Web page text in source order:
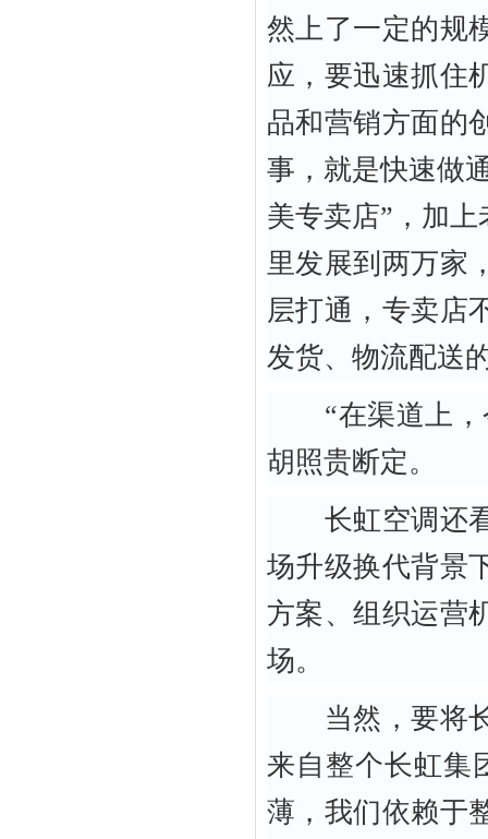
然上了一定的规
应，要迅速抓住
品和营销方面的
事，就是快速做
美专卖店”，加
里发展到两万家
层打通，专卖店
发货、物流配送
“在渠道上，
胡照贵断定。
长虹空调还看
场升级换代背景
方案、组织运营
场。
当然，要将长
来自整个长虹集
薄，我们依赖于